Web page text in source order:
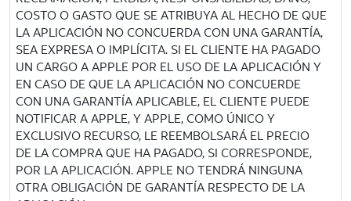
COSTO O GASTO QUE SE ATRIBUYA AL HECHO DE QUE
LA APLICACIÓN NO CONCUERDA CON UNA GARANTÍA,
SEA EXPRESA O IMPLÍCITA. SI EL CLIENTE HA PAGADO
UN CARGO A APPLE POR EL USO DE LA APLICACIÓN Y
EN CASO DE QUE LA APLICACIÓN NO CONCUERDE
CON UNA GARANTÍA APLICABLE, EL CLIENTE PUEDE
NOTIFICAR A APPLE, Y APPLE, COMO ÚNICO Y
EXCLUSIVO RECURSO, LE REEMBOLSARÁ EL PRECIO
DE LA COMPRA QUE HA PAGADO, SI CORRESPONDE,
POR LA APLICACIÓN. APPLE NO TENDRÁ NINGUNA
OTRA OBLIGACIÓN DE GARANTÍA RESPECTO DE LA